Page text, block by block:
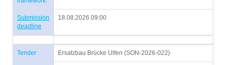
Submission
deadline
18.08.2026 09:00
Tender Ersatzbau Brücke Ulfen (SON-2026-022)